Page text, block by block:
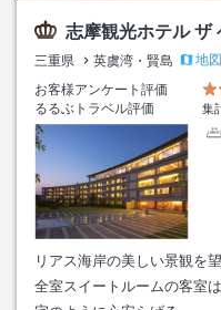
志摩観光ホテル ザ
三重県 英虞湾・賢島
地図
お客様アンケート評価
るるぶトラベル評価
集
リアス海岸の美しい景観を
全室スイートルームの客室